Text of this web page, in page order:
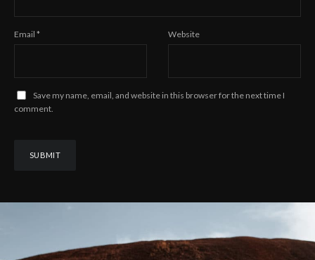
Email * Website
Save my name, email, and website in this browser for the next time I
comment.